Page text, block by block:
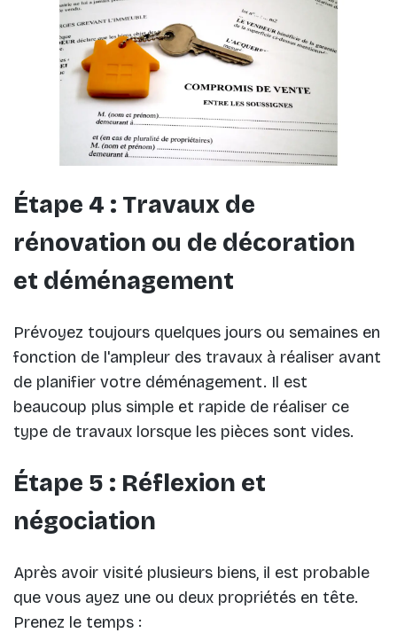
Étape 4 : Travaux de
rénovation ou de décoration
et déménagement
Prévoyez toujours quelques jours ou semaines en
fonction de l'ampleur des travaux à réaliser avant
de planifier votre déménagement. Il est
beaucoup plus simple et rapide de réaliser ce
type de travaux lorsque les pièces sont vides.
Étape 5 : Réflexion et
négociation
Après avoir visité plusieurs biens, il est probable
que vous ayez une ou deux propriétés en tête.
Prenez le temps :